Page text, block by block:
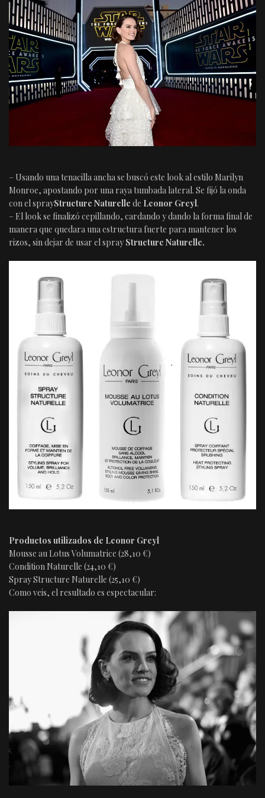
– Usando una tenacilla ancha se buscó este look al estilo Marilyn
Monroe, apostando por una raya tumbada lateral. Se fijó la onda
con el sprayStructure Naturelle de Leonor Greyl.
– El look se finalizó cepillando, cardando y dando la forma final de
manera que quedara una estructura fuerte para mantener los
rizos, sin dejar de usar el spray Structure Naturelle.
Productos utilizados de Leonor Greyl
Mousse au Lotus Volumatrice (28,10 €)
Condition Naturelle (24,10 €)
Spray Structure Naturelle (25,10 €)
Como veis, el resultado es espectacular: